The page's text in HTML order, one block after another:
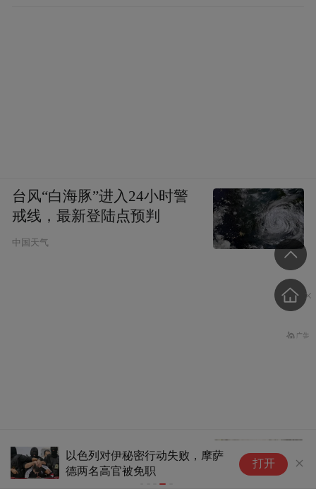
以色列对伊秘密行动失败，摩萨
德两名高官被免职
打开
台风“白海豚”进入24小时警
戒线，最新登陆点预判
中国天气
台风白海豚“闭眼”了